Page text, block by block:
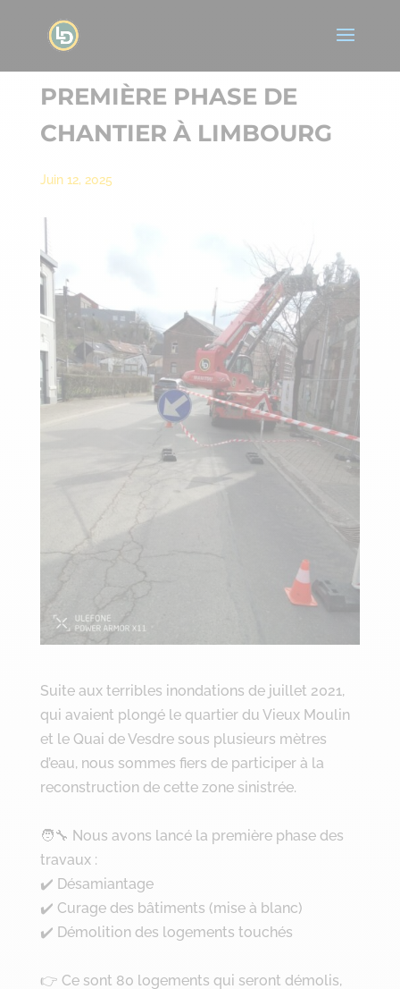
PREMIÈRE PHASE DE
CHANTIER À LIMBOURG
Juin 12, 2025
Suite aux terribles inondations de juillet 2021,
qui avaient plongé le quartier du Vieux Moulin
et le Quai de Vesdre sous plusieurs mètres
d’eau, nous sommes fiers de participer à la
reconstruction de cette zone sinistrée.
🧑‍🔧 Nous avons lancé la première phase des
travaux :
✔️ Désamiantage
✔️ Curage des bâtiments (mise à blanc)
✔️ Démolition des logements touchés
👉 Ce sont 80 logements qui seront démolis,